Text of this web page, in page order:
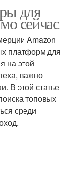
для
сейчас
Amazon
платформ для
на этой
важно
В этой статье
топовых
среди